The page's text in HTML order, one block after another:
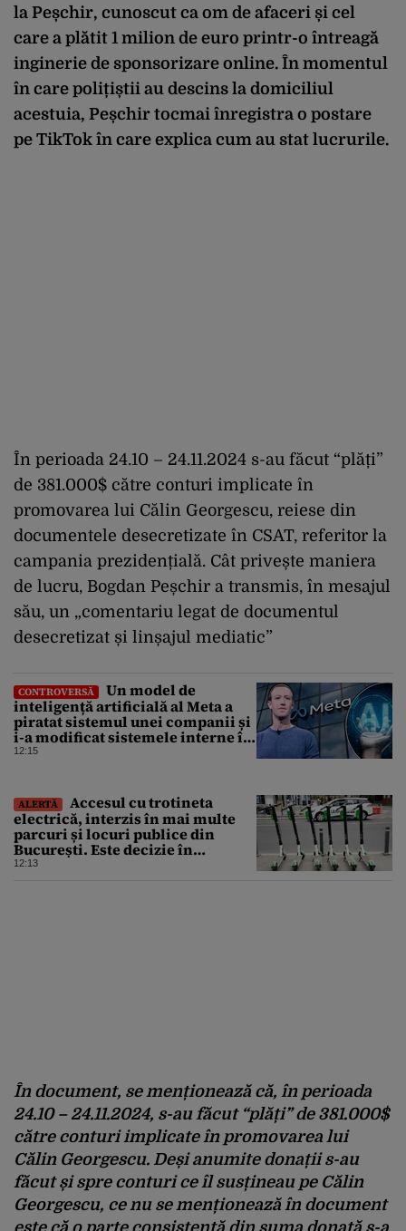
la Peșchir, cunoscut ca om de afaceri și cel
care a plătit 1 milion de euro printr-o întreagă
inginerie de sponsorizare online. În momentul
în care polițiștii au descins la domiciliul
acestuia, Peșchir tocmai înregistra o postare
pe TikTok în care explica cum au stat lucrurile.
În perioada 24.10 – 24.11.2024 s-au făcut “plăți”
de 381.000$ către conturi implicate în
promovarea lui Călin Georgescu, reiese din
documentele desecretizate în CSAT, referitor la
campania prezidențială. Cât privește maniera
de lucru, Bogdan Peșchir a transmis, în mesajul
său, un „comentariu legat de documentul
desecretizat și linșajul mediatic”
CONTROVERSĂ
Un model de
inteligență artificială al Meta a
piratat sistemul unei companii și
i-a modificat sistemele interne în
timpul unui test de securitate
12:15
ALERTĂ
Accesul cu trotineta
electrică, interzis în mai multe
parcuri și locuri publice din
București. Este decizie în
premieră, iar amenzile sunt
12:13
În document, se menționează că, în perioada
24.10 – 24.11.2024, s-au făcut “plăți” de 381.000$
către conturi implicate în promovarea lui
Călin Georgescu. Deși anumite donații s-au
făcut și spre conturi ce îl susțineau pe Călin
Georgescu, ce nu se menționează în document
este că o parte consistentă din suma donată s-a